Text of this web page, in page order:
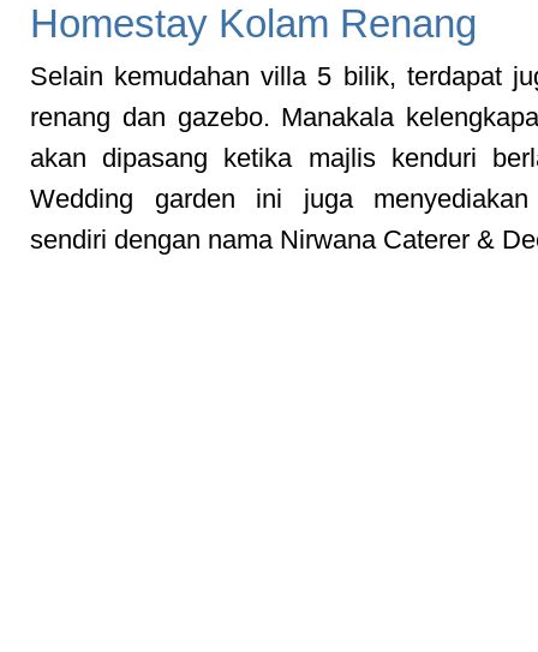
Homestay Kolam Renang
Selain kemudahan villa 5 bilik, terdapat
renang dan gazebo. Manakala
akan dipasang ketika majlis kenduri
Wedding garden ini juga menyediakan
sendiri dengan nama Nirwana Caterer &